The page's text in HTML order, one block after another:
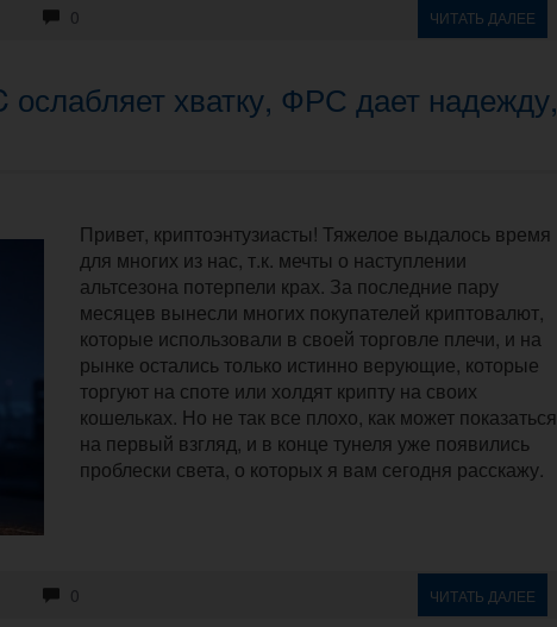
0 ЧИТАТЬ ДАЛЕЕ
ослабляет хватку, ФРС дает надежду,
Привет, криптоэнтузиасты! Тяжелое выдалось время
для многих из нас, т.к. мечты о наступлении
альтсезона потерпели крах. За последние пару
месяцев вынесли многих покупателей криптовалют,
которые использовали в своей торговле плечи, и на
рынке остались только истинно верующие, которые
торгуют на споте или холдят крипту на своих
кошельках. Но не так все плохо, как может показаться
на первый взгляд, и в конце тунеля уже появились
проблески света, о которых я вам сегодня расскажу.
0 ЧИТАТЬ ДАЛЕЕ